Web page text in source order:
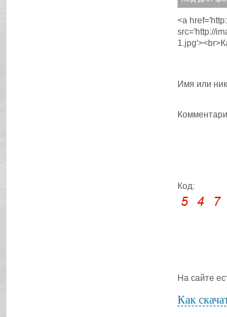
<a
src='http://
Имя или
Код:
На сайте
Как